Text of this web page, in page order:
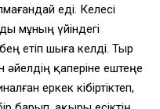
едi. Келесi
мұның үйiндегi
етiп шыға келдi. Тыр
әйелдiң қаперiне ештеңе
еркек кiбiртiктеп,